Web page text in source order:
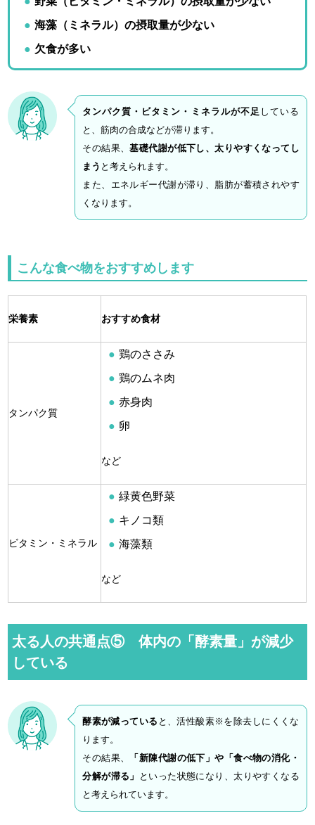
海藻（ミネラル）の摂取量が少ない
欠食が多い
タンパク質・ビタミン・ミネラルが不足 している
と、筋肉の合成などが滞ります。
その結果、基礎代謝が低下し、太りやすくなってし
まう と考えられます。
また、エネルギー代謝が滞り、脂肪が蓄積されやす
くなります。
こんな食べ物をおすすめします
栄養素 おすすめ食材
タンパク質
鶏のささみ
鶏のムネ肉
赤身肉
卵
など
ビタミン・ミネラル
緑黄色野菜
キノコ類
海藻類
など
太る人の共通点⑤ 体内の「酵素量」が減少
している
酵素が減っている と、活性酸素※を除去しにくくな
ります。
その結果、
「新陳代謝の低下」や「食べ物の消化・
分解が滞る」
といった状態になり、太りやすくなる
と考えられています。